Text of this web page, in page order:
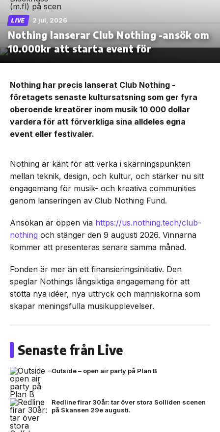
LIVE 2 jul, 2026
Nothing lanserar Club Nothing -ansök om
10.000kr att starta event för
Nothing har precis lanserat Club Nothing -
företagets senaste kultursatsning som ger fyra
oberoende kreatörer inom musik 10 000 dollar
vardera för att förverkliga sina alldeles egna
event eller festivaler.
Nothing är känt för att verka i skärningspunkten
mellan teknik, design, och kultur, och stärker nu sitt
engagemang för musik- och kreativa communities
genom lanseringen av Club Nothing Fund.
Ansökan är öppen via https://us.nothing.tech/club-
nothing och stänger den 9 augusti 2026. Vinnarna
kommer att presenteras senare samma månad.
Fonden är mer än ett finansieringsinitiativ. Den
speglar Nothings långsiktiga engagemang för att
stötta nya idéer, nya uttryck och människorna som
skapar meningsfulla musikupplevelser.
Senaste från Live
Outside – open air party på Plan B
Redline firar 30år: tar över stora Solliden scenen
på Skansen 29e augusti.